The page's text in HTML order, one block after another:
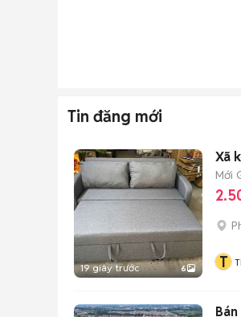
Tin đăng mới
19 giây trước 6
Xã
Mới
T